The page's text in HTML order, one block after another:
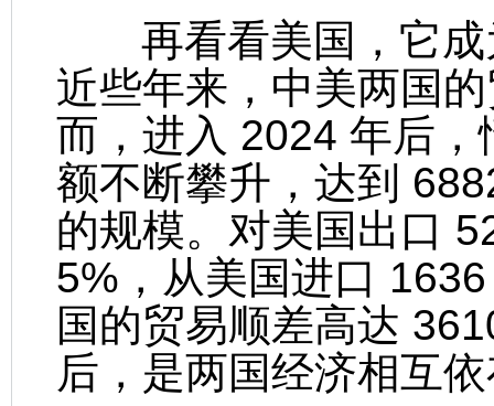
再看看美国，它成
近些年来，中美两国
而，进入 2024 年后
额不断攀升，达到
的规模。对美国出口
5%，从美国进口
国的贸易顺差高达
后，是两国经济相互